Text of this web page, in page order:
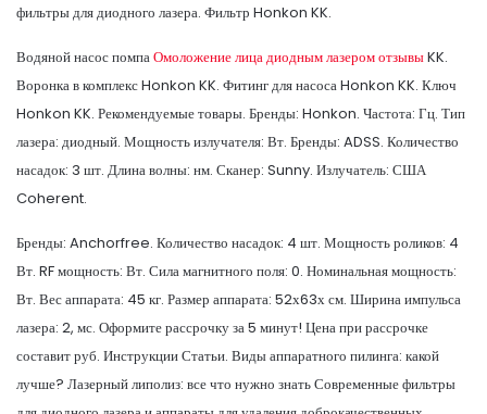
фильтры для диодного лазера. Фильтр Honkon KK.
Водяной насос помпаОмоложение лица диодным лазером отзывыKK.
Воронка в комплекс Honkon KK. Фитинг для насоса Honkon KK. Ключ
Honkon KK. Рекомендуемые товары. Бренды: Honkon. Частота: Гц. Тип
лазера: диодный. Мощность излучателя: Вт. Бренды: ADSS. Количество
насадок: 3 шт. Длина волны: нм. Сканер: Sunny. Излучатель: США
Coherent.
Бренды: Anchorfree. Количество насадок: 4 шт. Мощность роликов: 4
Вт. RF мощность: Вт. Сила магнитного поля: 0. Номинальная мощность:
Вт. Вес аппарата: 45 кг. Размер аппарата: 52х63х см. Ширина импульса
лазера: 2, мс. Оформите рассрочку за 5 минут! Цена при рассрочке
составит руб. Инструкции Статьи. Виды аппаратного пилинга: какой
лучше? Лазерный липолиз: все что нужно знать Современные фильтры